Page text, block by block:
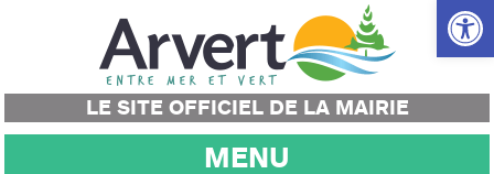
Ouvrir
LE SITE OFFICIEL DE LA MAIRIE
MENU